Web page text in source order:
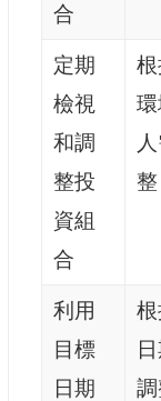
合
定期
檢視
和調
整投
資組
合
整
利用
目標
日期